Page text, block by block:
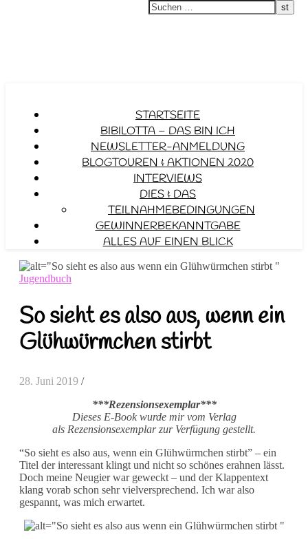
STARTSEITE
BIBILOTTA – DAS BIN ICH
NEWSLETTER-ANMELDUNG
BLOGTOUREN & AKTIONEN 2020
INTERVIEWS
DIES & DAS
TEILNAHMEBEDINGUNGEN
GEWINNERBEKANNTGABE
ALLES AUF EINEN BLICK
Jugendbuch
So sieht es also aus, wenn ein
Glühwürmchen stirbt
28. Juni 2019 /
***Rezensionsexemplar***
Dieses E-Book wurde mir vom Verlag
als Rezensionsexemplar zur Verfügung gestellt.
“So sieht es also aus, wenn ein Glühwürmchen stirbt” – ein
Titel der interessant klingt und nicht so schönes erahnen lässt.
Doch meine Neugier war geweckt – und der Klappentext
klang vorab schon sehr vielversprechend. Ich war also
gespannt, was mich erwartet.